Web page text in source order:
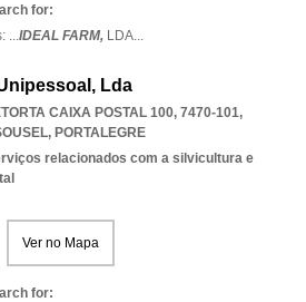
for:
...IDEAL FARM, LDA...
Lda
CAIXA POSTAL 100, 7470-101,
, PORTALEGRE
relacionados com a silvicultura e
Ver no Mapa
for: